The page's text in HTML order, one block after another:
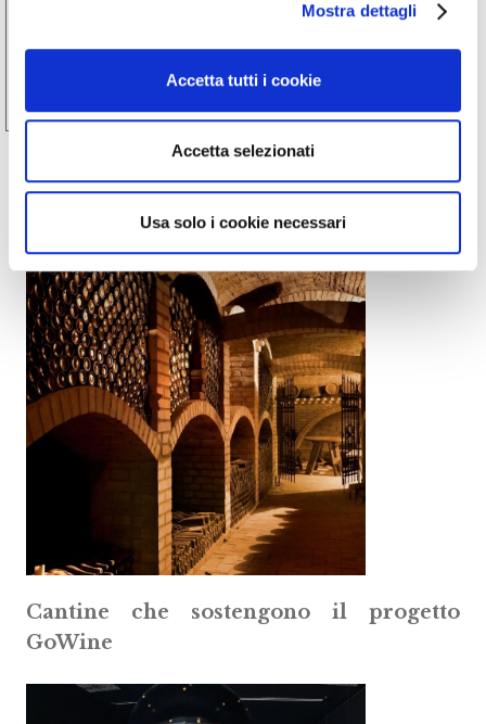
Mostra dettagli
Accetta tutti i cookie
Accetta selezionati
Usa solo i cookie necessari
Cantine che sostengono il progetto
GoWine